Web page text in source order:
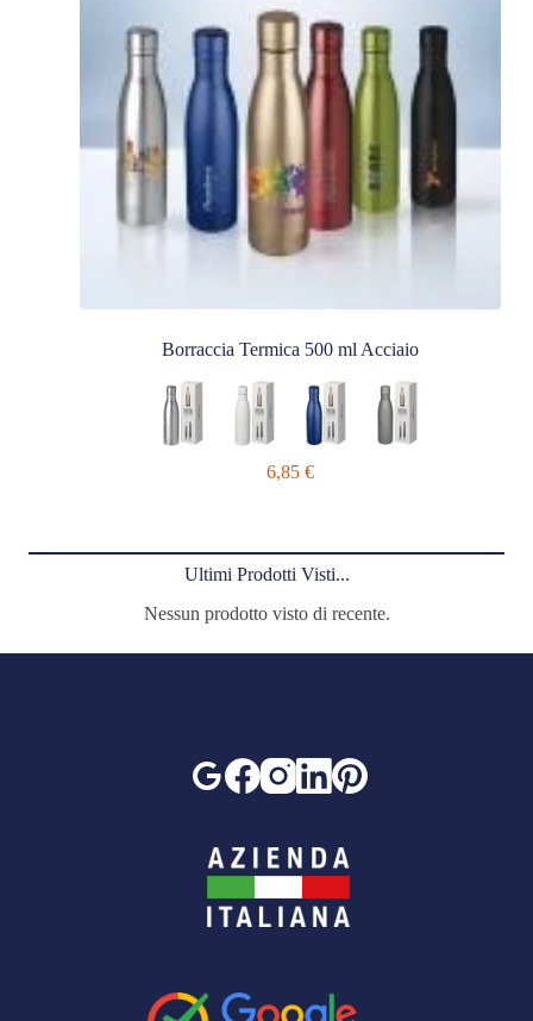
Borraccia Termica 500 ml Acciaio
6,85 €
Ultimi Prodotti Visti...
Nessun prodotto visto di recente.